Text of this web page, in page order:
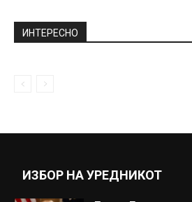
ИНТЕРЕСНО
ИЗБОР НА УРЕДНИКОТ